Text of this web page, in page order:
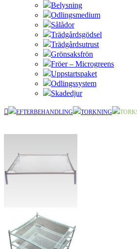
Belysning
Odlingsmedium
Sålådor
Trädgårdsgödsel
Trädgårdsutrust
Grönsaksfrön
Fröer – Microgreens
Uppstartspaket
Odlingssystem
Skadedjur
EFTERBEHANDLING TORKNING